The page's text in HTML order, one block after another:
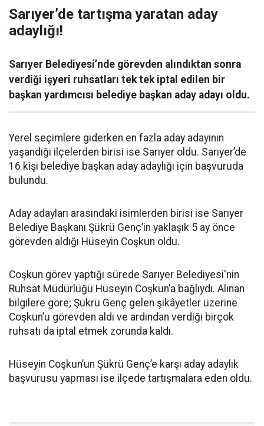
Sarıyer’de tartışma yaratan aday
adaylığı!
Sarıyer Belediyesi’nde görevden alındıktan sonra
verdiği işyeri ruhsatları tek tek iptal edilen bir
başkan yardımcısı belediye başkan aday adayı oldu.
Yerel seçimlere giderken en fazla aday adayının
yaşandığı ilçelerden birisi ise Sarıyer oldu. Sarıyer’de
16 kişi belediye başkan aday adaylığı için başvuruda
bulundu.
Aday adayları arasındaki isimlerden birisi ise Sarıyer
Belediye Başkanı Şükrü Genç’in yaklaşık 5 ay önce
görevden aldığı Hüseyin Coşkun oldu.
Coşkun görev yaptığı sürede Sarıyer Belediyesi'nin
Ruhsat Müdürlüğü Hüseyin Coşkun’a bağlıydı. Alınan
bilgilere göre; Şükrü Genç gelen şikâyetler üzerine
Coşkun’u görevden aldı ve ardından verdiği birçok
ruhsatı da iptal etmek zorunda kaldı.
Hüseyin Coşkun’un Şükrü Genç’e karşı aday adaylık
başvurusu yapması ise ilçede tartışmalara eden oldu.